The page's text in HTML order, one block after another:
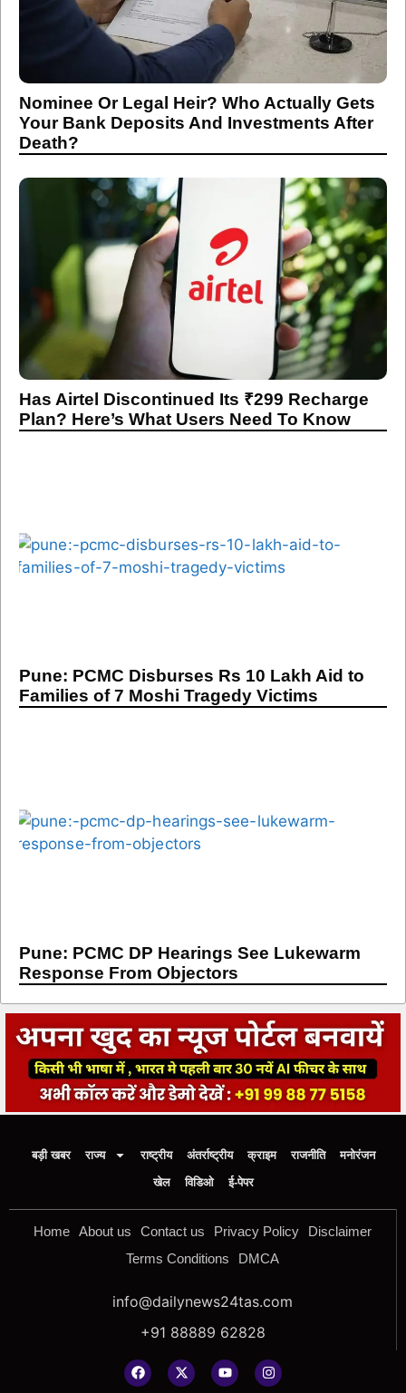
Nominee Or Legal Heir? Who Actually Gets
Your Bank Deposits And Investments After
Death?
Has Airtel Discontinued Its ₹299 Recharge
Plan? Here’s What Users Need To Know
Pune: PCMC Disburses Rs 10 Lakh Aid to
Families of 7 Moshi Tragedy Victims
Pune: PCMC DP Hearings See Lukewarm
Response From Objectors
बड़ी खबर राज्य राष्ट्रीय अंतर्राष्ट्रीय क्राइम राजनीति
मनोरंजन
खेल
विडिओ ई-पेपर
Home About us Contact us Privacy Policy
Disclaimer
Terms Conditions
DMCA
info@dailynews24tas.com
+91 88889 62828